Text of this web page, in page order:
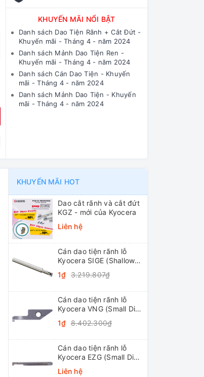
KHUYẾN MÃI NỔI BẬT
Danh sách Dao Tiện Rãnh + Cắt Đứt -
Khuyến mãi - Tháng 4 - năm 2024
Danh sách Mảnh Dao Tiện Ren -
Khuyến mãi - Tháng 4 - năm 2024
Danh sách Cán Dao Tiện - Khuyến
mãi - Tháng 4 - năm 2024
Danh sách Mảnh Dao Tiện - Khuyến
mãi - Tháng 4 - năm 2024
KHUYẾN MÃI HOT
Dao cắt rãnh và cắt đứt
KGZ - mới của Kyocera
Liên hệ
Cán dao tiện rãnh lỗ
Kyocera SIGE (Shallow
1₫ 3.219.807₫
Cán dao tiện rãnh lỗ
Kyocera VNG (Small Dia.
System Tip-Bars)
1₫ 8.402.300₫
Cán dao tiện rãnh lỗ
Kyocera EZG (Small Dia.
Liên hệ